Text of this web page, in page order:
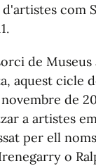
com
de Museus
aquest cicle
de
a artistes
per ell
o